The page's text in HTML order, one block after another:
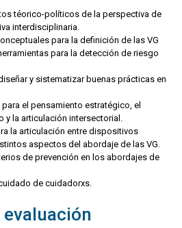
téorico-políticos de la perspectiva de
interdisciplinaria.
para la definición de las VG
para la detección de riesgo
y sistematizar buenas prácticas en
el pensamiento estratégico, el
y la articulación intersectorial.
la articulación entre dispositivos
aspectos del abordaje de las VG.
de prevención en los abordajes de
de cuidadorxs.